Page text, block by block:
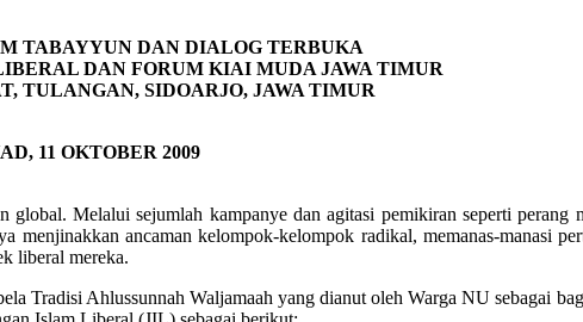
TABAYYUN DAN DIALOG TERBUKA
DAN FORUM KIAI MUDA JAWA TIMUR
TULANGAN, SIDOARJO, JAWA TIMUR
11 OKTOBER 2009
Melalui sejumlah kampanye dan agitasi pemikiran seperti perang
ancaman kelompok-kelompok radikal, memanas-manasi
liberal mereka.
Tradisi Ahlussunnah Waljamaah yang dianut oleh Warga NU sebagai